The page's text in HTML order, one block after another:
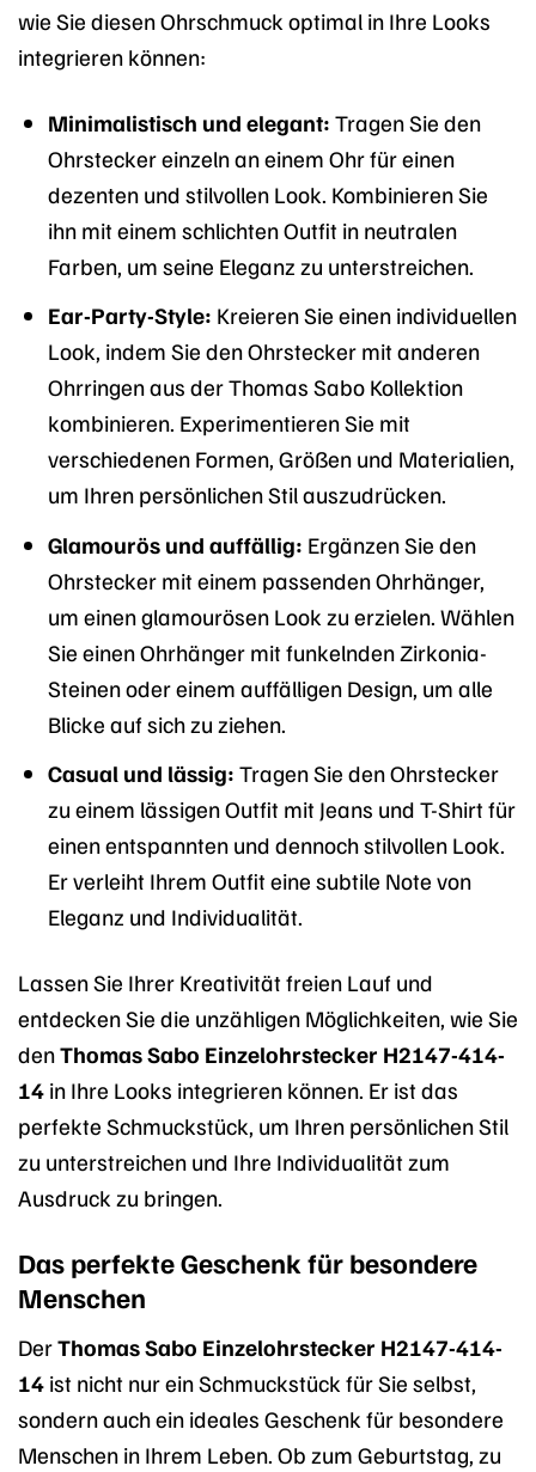
wie Sie diesen Ohrschmuck optimal in Ihre Looks
integrieren können:
Minimalistisch und elegant: Tragen Sie den
Ohrstecker einzeln an einem Ohr für einen
dezenten und stilvollen Look. Kombinieren Sie
ihn mit einem schlichten Outfit in neutralen
Farben, um seine Eleganz zu unterstreichen.
Ear-Party-Style: Kreieren Sie einen individuellen
Look, indem Sie den Ohrstecker mit anderen
Ohrringen aus der Thomas Sabo Kollektion
kombinieren. Experimentieren Sie mit
verschiedenen Formen, Größen und Materialien,
um Ihren persönlichen Stil auszudrücken.
Glamourös und auffällig: Ergänzen Sie den
Ohrstecker mit einem passenden Ohrhänger,
um einen glamourösen Look zu erzielen. Wählen
Sie einen Ohrhänger mit funkelnden Zirkonia-
Steinen oder einem auffälligen Design, um alle
Blicke auf sich zu ziehen.
Casual und lässig: Tragen Sie den Ohrstecker
zu einem lässigen Outfit mit Jeans und T-Shirt für
einen entspannten und dennoch stilvollen Look.
Er verleiht Ihrem Outfit eine subtile Note von
Eleganz und Individualität.
Lassen Sie Ihrer Kreativität freien Lauf und
entdecken Sie die unzähligen Möglichkeiten, wie Sie
denThomas Sabo Einzelohrstecker H2147-414-
14 in Ihre Looks integrieren können. Er ist das
perfekte Schmuckstück, um Ihren persönlichen Stil
zu unterstreichen und Ihre Individualität zum
Ausdruck zu bringen.
Das perfekte Geschenk für besondere
Menschen
DerThomas Sabo Einzelohrstecker H2147-414-
14 ist nicht nur ein Schmuckstück für Sie selbst,
sondern auch ein ideales Geschenk für besondere
Menschen in Ihrem Leben. Ob zum Geburtstag, zu